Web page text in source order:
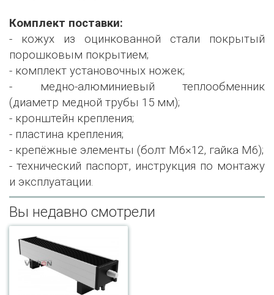
Комплект поставки:
- кожух из оцинкованной стали покрытый
порошковым покрытием;
- комплект установочных ножек;
- медно-алюминиевый теплообменник
(диаметр медной трубы 15 мм);
- кронштейн крепления;
- пластина крепления;
- крепёжные элементы (болт М6×12, гайка М6);
- технический паспорт, инструкция по монтажу
и эксплуатации.
Вы недавно смотрели